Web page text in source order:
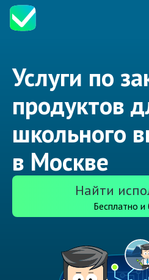
Услуги по
продуктов
школьного
в Москве
Найти
Бесплатно и